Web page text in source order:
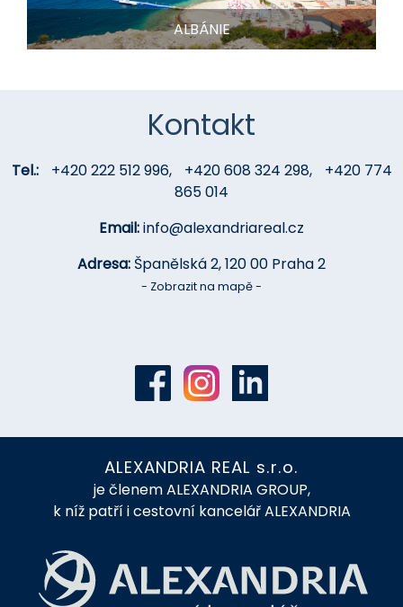
ALBÁNIE
Kontakt
Tel.: +420 222 512 996, +420 608 324 298,
+420 774
865 014
Email:info@alexandriareal.cz
Adresa: Španělská 2, 120 00 Praha 2
- Zobrazit na mapě -
ALEXANDRIA REAL s.r.o.
je členem ALEXANDRIA GROUP,
k níž patří i cestovní kancelář ALEXANDRIA